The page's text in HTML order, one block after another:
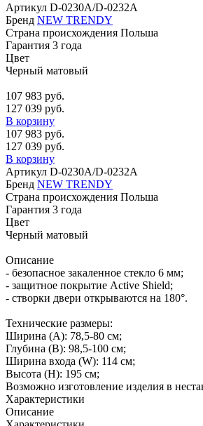
Артикул D-0230A/D-0232A
Бренд NEW TRENDY
Страна происхождения Польша
Гарантия 3 года
Цвет
Черный матовый
107 983 руб.
127 039 руб.
В корзину
107 983 руб.
127 039 руб.
В корзину
Артикул D-0230A/D-0232A
Бренд NEW TRENDY
Страна происхождения Польша
Гарантия 3 года
Цвет
Черный матовый
Описание
- безопасное закаленное стекло 6 мм;
- защитное покрытие Active Shield;
- створки двери открываются на 180°.
Технические размеры:
Ширина (A): 78,5-80 см;
Глубина (B): 98,5-100 см;
Ширина входа (W): 114 см;
Высота (H): 195 см;
Возможно изготовление изделия в
Характеристики
Описание